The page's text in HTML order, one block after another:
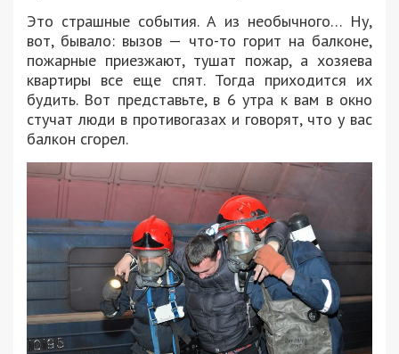
Это страшные события. А из необычного… Ну,
вот, бывало: вызов — что-то горит на балконе,
пожарные приезжают, тушат пожар, а хозяева
квартиры все еще спят. Тогда приходится их
будить. Вот представьте, в 6 утра к вам в окно
стучат люди в противогазах и говорят, что у вас
балкон сгорел.